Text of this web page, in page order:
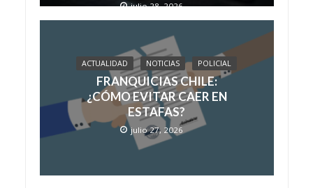
julio 28, 2026
ACTUALIDAD NOTICIAS POLICIAL
FRANQUICIAS CHILE:
¿CÓMO EVITAR CAER EN
ESTAFAS?
julio 27, 2026